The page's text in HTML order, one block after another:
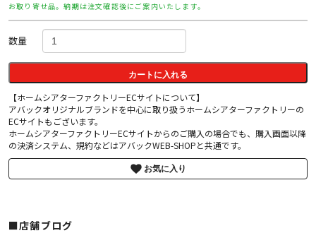
お取り寄せ品。納期は注文確認後にご案内いたします。
数量
カートに入れる
【ホームシアターファクトリーECサイトについて】
アバックオリジナルブランドを中心に取り扱うホームシアターファクトリーの
ECサイトもございます。
ホームシアターファクトリーECサイトからのご購入の場合でも、購入画面以降
の決済システム、規約などはアバックWEB-SHOPと共通です。
お気に入り
■店舗ブログ